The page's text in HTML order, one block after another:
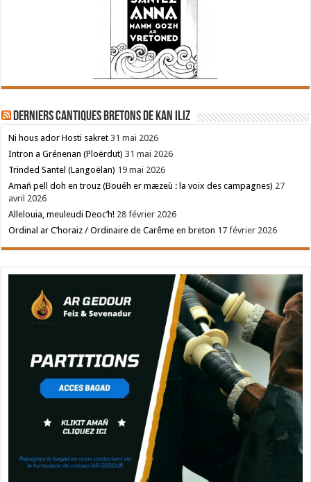
Derniers cantiques bretons de Kan Iliz
Ni hous ador Hosti sakret 31 mai 2026
Intron a Grénenan (Ploërdut) 31 mai 2026
Trinded Santel (Langoëlan) 19 mai 2026
Amañ pell doh en trouz (Bouéh er mæzeù : la voix des campagnes) 27
avril 2026
Allelouia, meuleudi Deoc’h! 28 février 2026
Ordinal ar C’horaiz / Ordinaire de Carême en breton 17 février 2026